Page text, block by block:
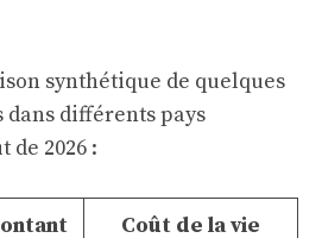
synthétique de quelques
différents pays
de 2026 :
Coût de la vie